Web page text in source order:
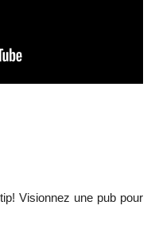
Visionnez une pub pour